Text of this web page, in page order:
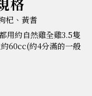
格
杞、黃耆
用約自然雞全雞3.5隻
60cc(約4分滿的一般